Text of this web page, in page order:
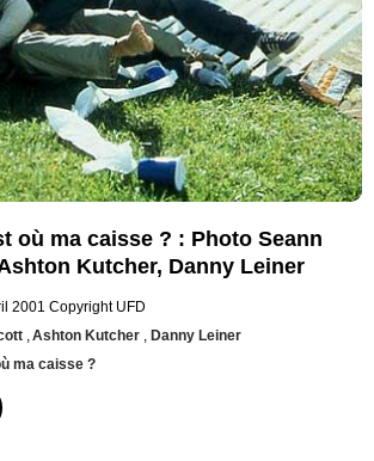
où ma caisse ? : Photo Seann
Kutcher, Danny Leiner
2001 Copyright UFD
,Ashton Kutcher , Danny Leiner
ma caisse ?